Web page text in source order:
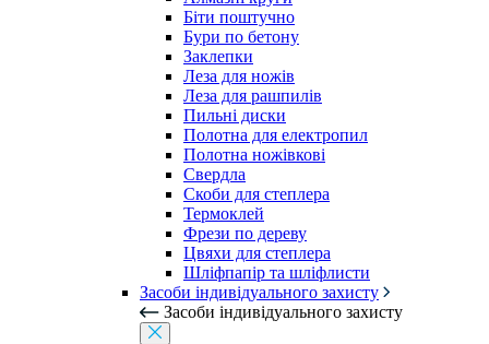
Біти поштучно
Бури по бетону
Заклепки
Леза для ножів
Леза для рашпилів
Пильні диски
Полотна для електропил
Полотна ножівкові
Свердла
Скоби для степлера
Термоклей
Фрези по дереву
Цвяхи для степлера
Шліфпапір та шліфлисти
Засоби індивідуального захисту
Засоби індивідуального захисту